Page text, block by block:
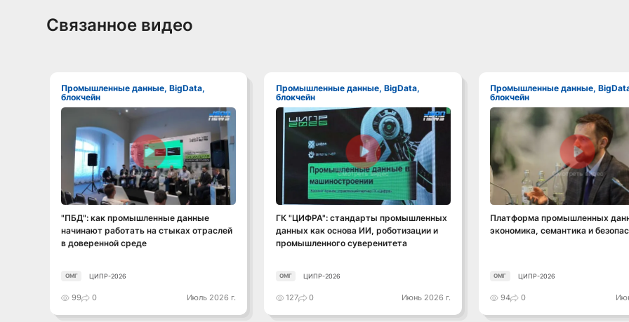
Связанное видео
Промышленные данные, BigData,
блокчейн
Смотреть видео
"ПБД": как промышленные данные
начинают работать на стыках отраслей
в доверенной среде
ОМГ ЦИПР-2026
99 0 Июль 2026 г.
Промышленные данные, BigData,
блокчейн
Смотреть видео
ГК "ЦИФРА": стандарты промышленных
данных как основа ИИ, роботизации и
промышленного суверенитета
ОМГ ЦИПР-2026
127 0 Июнь 2026 г.
Промышленные данные, BigData,
блокчейн
Смотреть видео
Платформа промышленных
экономика, семантика и
ОМГ ЦИПР-2026
94 0